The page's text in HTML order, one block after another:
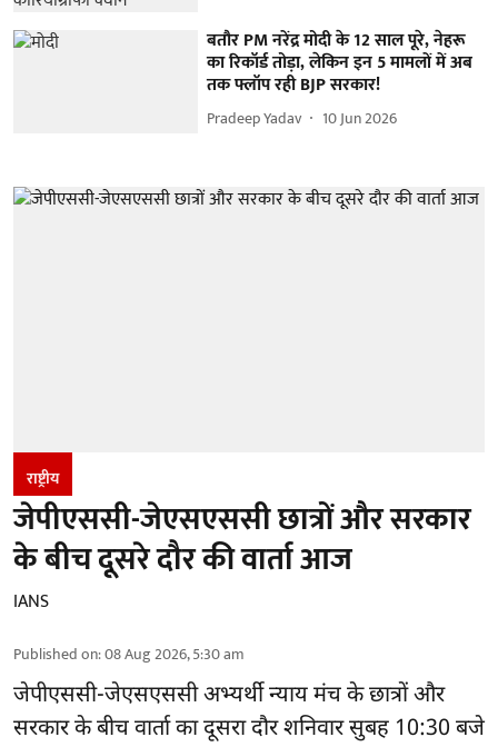
बतौर PM नरेंद्र मोदी के 12 साल पूरे, नेहरू
का रिकॉर्ड तोड़ा, लेकिन इन 5 मामलों में अब
तक फ्लॉप रही BJP सरकार!
Pradeep Yadav 10 Jun 2026
राष्ट्रीय
जेपीएससी-जेएसएससी छात्रों और सरकार
के बीच दूसरे दौर की वार्ता आज
IANS
Published on:08 Aug 2026, 5:30 am
जेपीएससी-जेएसएससी अभ्यर्थीन्याय मंच के छात्रों और
सरकार के बीच वार्ता का दूसरा दौर शनिवार सुबह 10:30 बजे